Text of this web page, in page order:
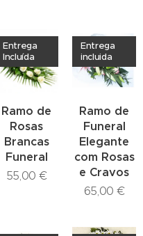
Ramo de
Rosas
Brancas
Funeral
Entrega
Incluída
55,00 €
Ramo de
Funeral
Elegante
com Rosas
e Cravos
Entrega
incluida
65,00 €